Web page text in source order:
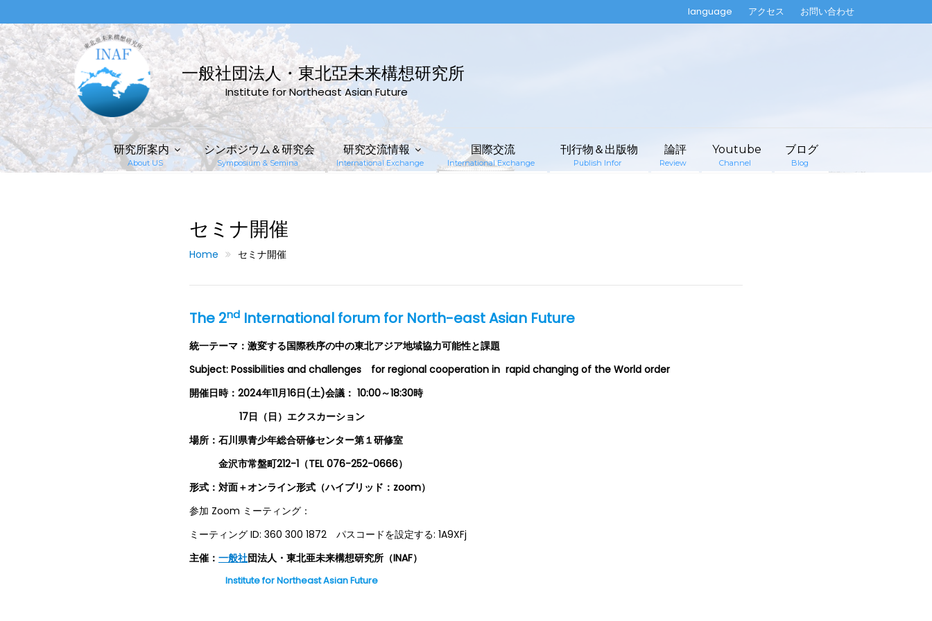
to
content
language アクセス お問い合わせ
一般社団法人・東北亞未来構想研究所
Institute for Northeast Asian Future
About US
研究所案内
Symposium & Semina
シンポジウム＆研究会
International Exchange
研究交流情報
International Exchange
国際交流
Publish Infor
刊行物＆出版物
Review
論評
Channel
Youtube
Blog
ブログ
セミナ開催
Home セミナ開催
The 2nd International forum for North-east Asian Future
統一テーマ：激変する国際秩序の中の東北アジア地域協力可能性と課題
Subject: Possibilities and challenges for regional cooperation in rapid changing of the World order
開催日時： 2024年11月16日(土)会議： 10:00～18:30時
17日（日）エクスカーション
場所：石川県青少年総合研修センター第１研修室
金沢市常盤町212-1（TEL 076-252-0666）
形式：対面＋オンライン形式（ハイブリッド：zoom）
参加 Zoom ミーティング：
ミーティング ID: 360 300 1872 パスコードを設定する: 1A9XFj
主催： 一般社団法人・ 東北亜未来構想研究所（INAF）
Institute for Northeast Asian Future